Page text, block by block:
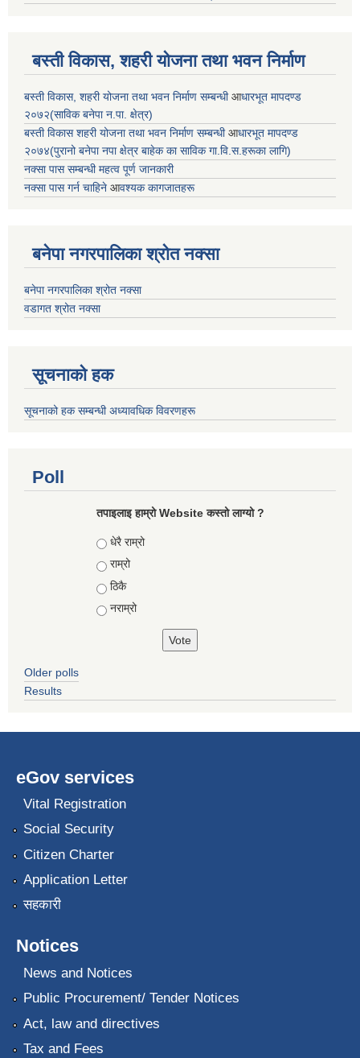
बस्ती विकास, शहरी योजना तथा भवन निर्माण
बस्ती विकास, शहरी योजना तथा भवन निर्माण सम्बन्धीआधारभूत मापदण्ड
२०७२(साविक बनेपा न.पा. क्षेत्र)
बस्ती विकास शहरी योजना तथा भवन निर्माण सम्बन्धीआधारभूत मापदण्ड
२०७४(पुरानो बनेपा नपा क्षेत्र बाहेक का साविक गा.वि.स.हरूका लागि)
नक्सा पास सम्बन्धी महत्व पूर्ण जानकारी
नक्सा पास गर्न चाहिने आवश्यक कागजातहरू
बनेपा नगरपालिका श्रोत नक्सा
बनेपा नगरपालिका श्रोत नक्सा
वडागत श्रोत नक्सा
सूचनाको हक
सूचनाको हक सम्बन्धी अध्यावधिक विवरणहरू
Poll
तपाइलाइ हाम्रो Website कस्तो लाग्यो ?
Choices
धेरै राम्रो
राम्रो
ठिकै
नराम्रो
Older polls
Results
eGov services
Vital Registration
Social Security
Citizen Charter
Application Letter
सहकारी
Notices
News and Notices
Public Procurement/ Tender Notices
Act, law and directives
Tax and Fees